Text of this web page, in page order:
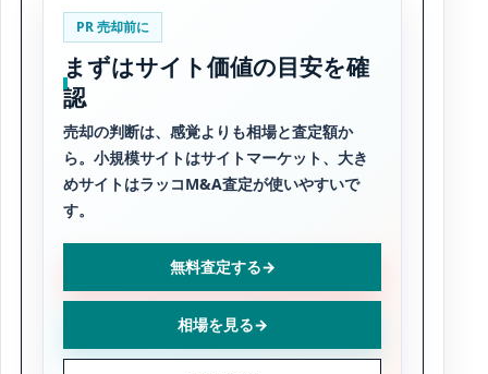
PR 売却前に
まずはサイト価値の目安を確
認
売却の判断は、感覚よりも相場と査定額か
ら。小規模サイトはサイトマーケット、大き
めサイトはラッコM&A査定が使いやすいで
す。
無料査定する→
相場を見る→